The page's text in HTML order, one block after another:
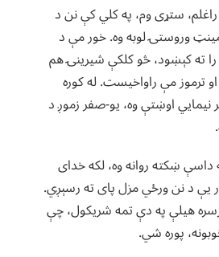
راغلم، ستړی وم، په کلي کې نن د
وروستۍ لوبه وه. خور مې د
ته کېښود، څو کلکې شیرینۍ هم
ترموز مې راواخیست. له کوره
نیمایي اوښتې وه، یو-صفر زموږ د
ښکته روانه وه، لکه خدای
یې د نن ورځي مزل پای ته رسېږي.
هیلې په دې تمه شریکول، چې
پوره شي.